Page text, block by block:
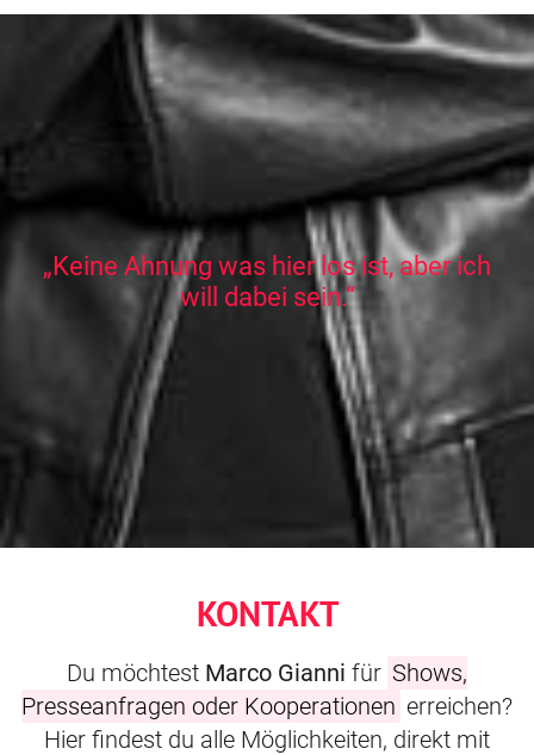
„Keine Ahnung was hier los ist, aber ich
will dabei sein.“
KONTAKT
Du möchtest Marco Gianni für Shows,
Presseanfragen oder Kooperationen erreichen?
Hier findest du alle Möglichkeiten, direkt mit